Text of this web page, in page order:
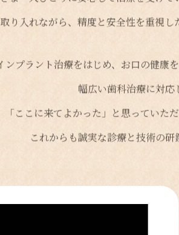
取り入れながら、精度と安全性を重視し
インプラント治療をはじめ、お口の健康
幅広い歯科治療に対応
「ここに来てよかった」と思っていた
これからも誠実な診療と技術の研